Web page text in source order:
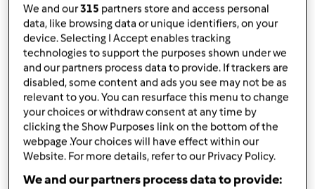
Ingredientes
•6ovo,s
•3fatias depão,sem coida
•6 fatias de paio york
•1 lata de salsichas de 8 unidades
•8fatias defiambre,cortado em pedaços
pequenos
We and our315 partners store and access personal
data, like browsing data or unique identifiers, on your
device. Selecting I Accept enables tracking
technologies to support the purposes shown under we
and our partners process data to provide. If trackers are
disabled, some content and ads you see may not be as
relevant to you. You can resurface this menu to change
your choices or withdraw consent at any time by
clicking the Show Purposes link on the bottom of the
webpage .Your choices will have effect within our
Website. For more details, refer to our Privacy Policy.
We and our partners process data to provide: